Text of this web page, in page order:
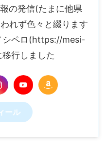
の発信(たまに他県
れず色々と綴ります
シペロ(https://mesi-
行しました
ール